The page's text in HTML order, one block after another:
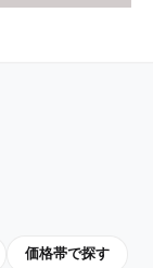
価格帯で探す